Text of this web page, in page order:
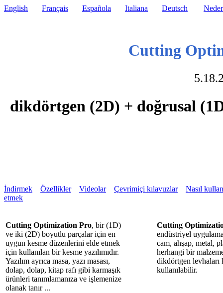
English Français Española Italiana Deutsch
Cutting
dikdörtgen (2D) + doğrusal
İndirmek Özellikler Videolar Çevrimiçi kılavuzlar
Nasıl
etmek
Cutting Optimization Pro, bir (1D)
ve iki (2D) boyutlu parçalar için en
uygun kesme düzenlerini elde etmek
için kullanılan bir kesme yazılımıdır.
Yazılım ayrıca masa, yazı masası,
dolap, dolap, kitap rafı gibi karmaşık
ürünleri tanımlamanıza ve işlemenize
olanak tanır ...
Cutting
endüstriyel
cam, ahşap, metal,
herhangi bir
dikdörtgen levhaları
kullanılabilir.